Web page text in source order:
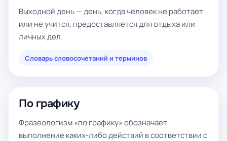
Выходной день — день, когда человек не работает
или не учится, предоставляется для отдыха или
личных дел.
Словарь словосочетаний и терминов
По графику
Фразеологизм «по графику» обозначает
выполнение каких-либо действий в соответствии с